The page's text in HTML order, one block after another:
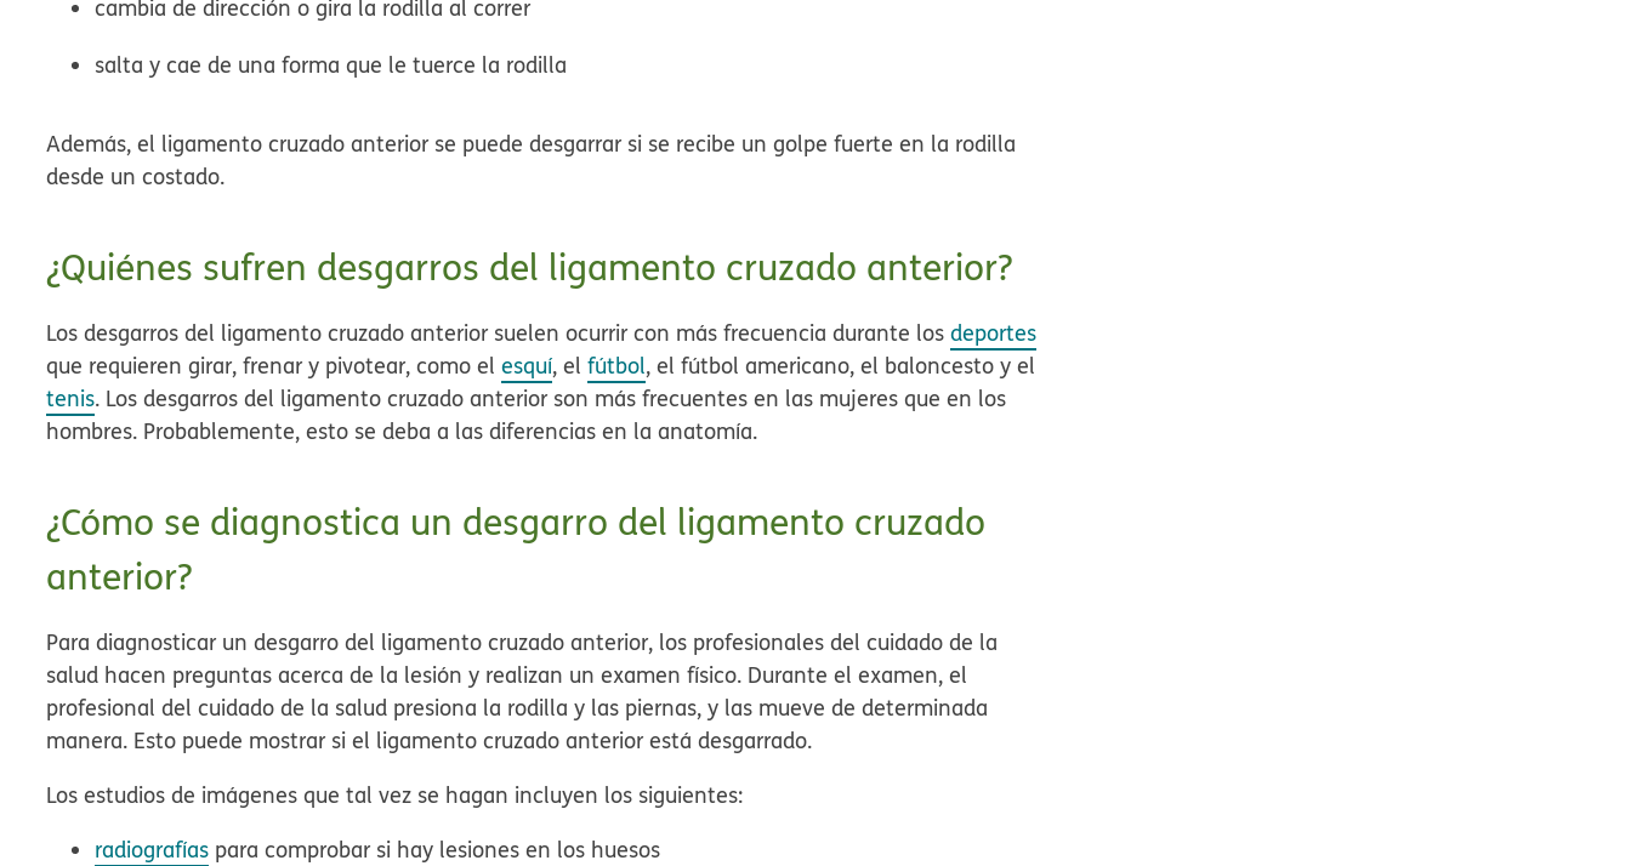
cambia de dirección o gira la rodilla al correr
salta y cae de una forma que le tuerce la rodilla
Además, el ligamento cruzado anterior se puede desgarrar si se recibe un golpe fuerte en la rodilla
desde un costado.
¿Quiénes sufren desgarros del ligamento cruzado anterior?
Los desgarros del ligamento cruzado anterior suelen ocurrir con más frecuencia durante losdeportes
que requieren girar, frenar y pivotear, como elesquí, elfútbol, el fútbol americano, el baloncesto y el
tenis. Los desgarros del ligamento cruzado anterior son más frecuentes en las mujeres que en los
hombres. Probablemente, esto se deba a las diferencias en la anatomía.
¿Cómo se diagnostica un desgarro del ligamento cruzado
anterior?
Para diagnosticar un desgarro del ligamento cruzado anterior, los profesionales del cuidado de la
salud hacen preguntas acerca de la lesión y realizan un examen físico. Durante el examen, el
profesional del cuidado de la salud presiona la rodilla y las piernas, y las mueve de determinada
manera. Esto puede mostrar si el ligamento cruzado anterior está desgarrado.
Los estudios de imágenes que tal vez se hagan incluyen los siguientes:
radiografías para comprobar si hay lesiones en los huesos